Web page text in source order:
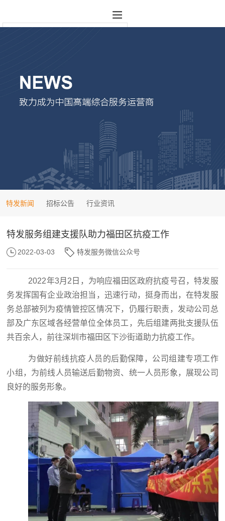
特发新闻 招标公告 行业资讯
特发服务组建支援队助力福田区抗疫工作
2022-03-03 特发服务微信公众号
2022年3月2日，为响应福田区政府抗疫号召，特发服
务发挥国有企业政治担当，迅速行动，挺身而出，在特发服
务总部被列为疫情管控区情况下，仍履行职责，发动公司总
部及广东区域各经营单位全体员工，先后组建两批支援队伍
共百余人，前往深圳市福田区下沙街道助力抗疫工作。
为做好前线抗疫人员的后勤保障，公司组建专项工作
小组，为前线人员输送后勤物资、统一人员形象，展现公司
良好的服务形象。